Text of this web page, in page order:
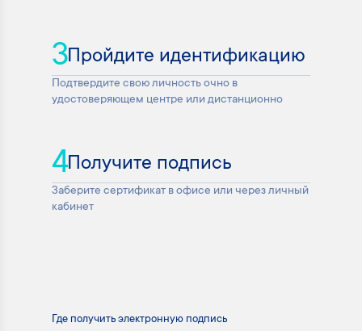
3Пройдите идентификацию
Подтвердите свою личность очно в
удостоверяющем центре или дистанционно
4Получите подпись
Заберите сертификат в офисе или через личный
кабинет
Где получить электронную подпись